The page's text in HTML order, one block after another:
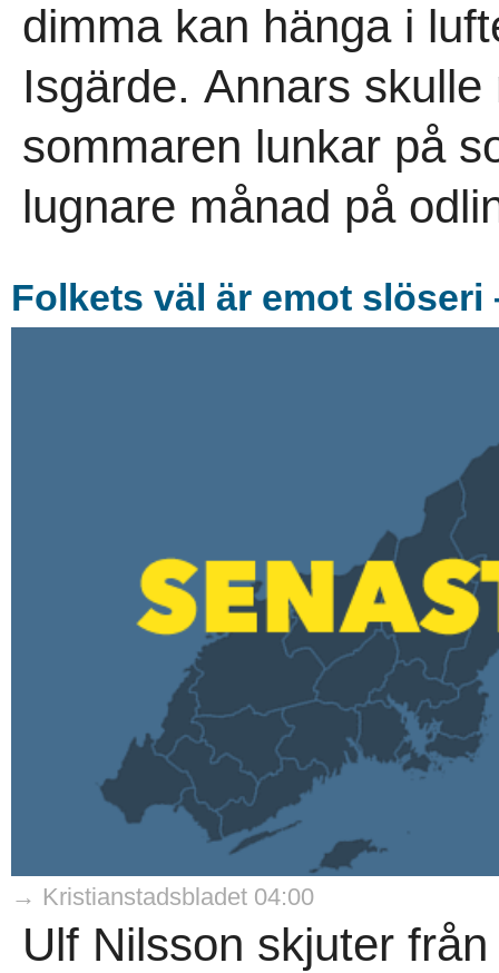
dimma kan hänga i
Isgärde. Annars
sommaren lunkar på
lugnare månad på
Folkets väl är emot
→ Kristianstadsbladet 04:00
Ulf Nilsson skjuter